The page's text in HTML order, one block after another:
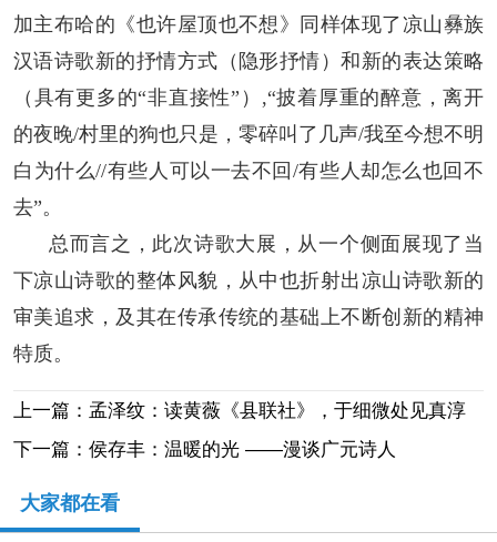
加主布哈的《也许屋顶也不想》同样体现了凉山彝族
汉语诗歌新的抒情方式（隐形抒情）和新的表达策略
（具有更多的“非直接性”）,“披着厚重的醉意，离开
的夜晚/村里的狗也只是，零碎叫了几声/我至今想不明
白为什么//有些人可以一去不回/有些人却怎么也回不
去”。
总而言之，此次诗歌大展，从一个侧面展现了当
下凉山诗歌的整体风貌，从中也折射出凉山诗歌新的
审美追求，及其在传承传统的基础上不断创新的精神
特质。
上一篇：孟泽纹：读黄薇《县联社》，于细微处见真淳
下一篇：侯存丰：温暖的光 ——漫谈广元诗人
大家都在看